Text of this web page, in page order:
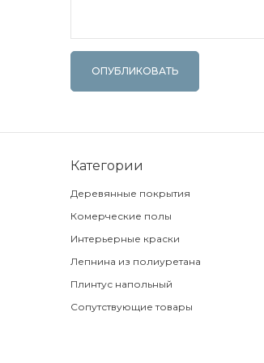
ОПУБЛИКОВАТЬ
Категории
Деревянные покрытия
Комерческие полы
Интерьерные краски
Лепнина из полиуретана
Плинтус напольный
Сопутствующие товары